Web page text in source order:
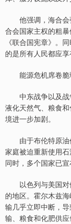
他强调，海合会
合会国家主权的粗
《联合国宪章》。
的是所有人民都应享
能源危机席卷脆
中东战争以及战
液化天然气、粮食
境进一步加剧。
由于布伦特原油
家庭被迫重新使用
同时，多个国家已
以色列与美国对
的地区。霍尔木兹
输几乎立即中断，
输、粮食和化肥供应